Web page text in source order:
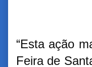
“Esta ação
Feira de